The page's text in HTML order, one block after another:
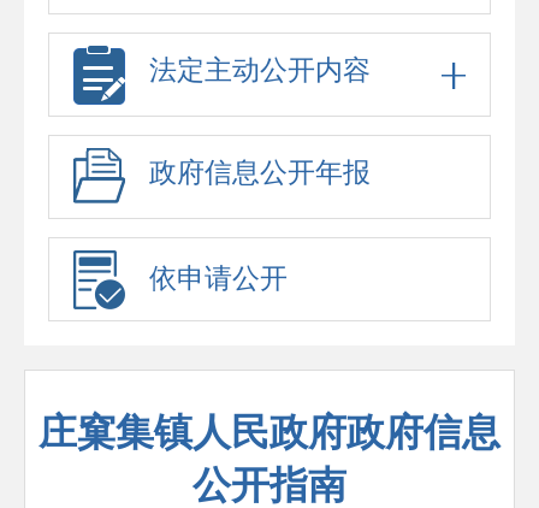
法定主动公开内容
政府信息公开年报
依申请公开
庄窠集镇人民政府政府信息
公开指南